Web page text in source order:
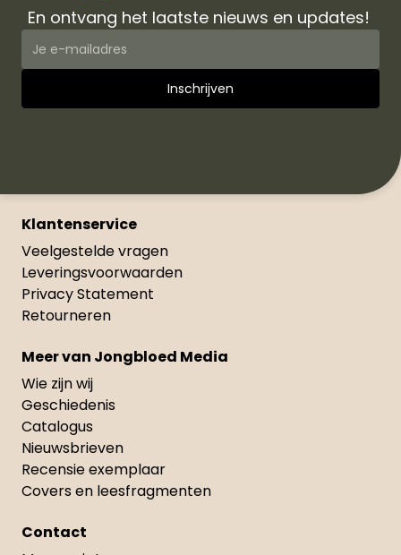
En ontvang het laatste nieuws en updates!
Klantenservice
Veelgestelde vragen
Leveringsvoorwaarden
Privacy Statement
Retourneren
Meer van Jongbloed Media
Wie zijn wij
Geschiedenis
Catalogus
Nieuwsbrieven
Recensie exemplaar
Covers en leesfragmenten
Contact